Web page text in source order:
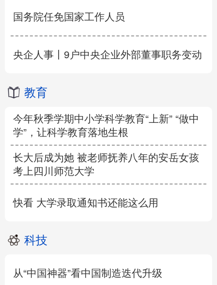
国务院任免国家工作人员
央企人事丨9户中央企业外部董事职务变动
教育
今年秋季学期中小学科学教育“上新” “做中
学”，让科学教育落地生根
长大后成为她 被老师抚养八年的安岳女孩
考上四川师范大学
快看 大学录取通知书还能这么用
科技
从“中国神器”看中国制造迭代升级